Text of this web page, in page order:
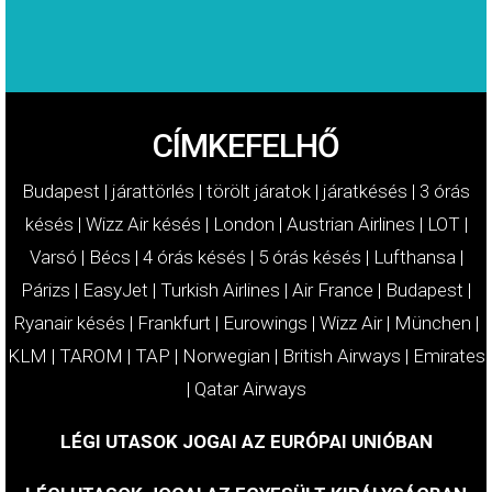
CÍMKEFELHŐ
Budapest | járattörlés | törölt járatok | járatkésés | 3 órás
késés | Wizz Air késés | London | Austrian Airlines | LOT|
Varsó | Bécs | 4 órás késés | 5 órás késés | Lufthansa |
Párizs | EasyJet | Turkish Airlines | Air France | Budapest |
Ryanair késés | Frankfurt | Eurowings | Wizz Air| München |
KLM | TAROM | TAP | Norwegian | British Airways | Emirates
| Qatar Airways
LÉGI UTASOK JOGAI AZ EURÓPAI UNIÓBAN